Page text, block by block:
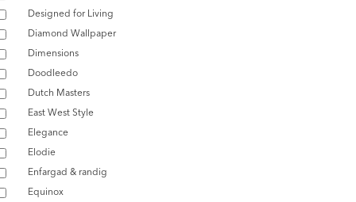
Designed for Living
Diamond Wallpaper
Dimensions
Doodleedo
Dutch Masters
East West Style
Elegance
Elodie
Enfargad & randig
Equinox